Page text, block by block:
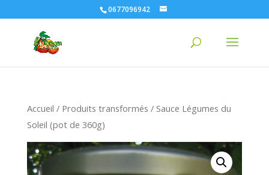
0677096942
Accueil / Produits transformés / Sauce Légumes du
Soleil (pot de 360g)